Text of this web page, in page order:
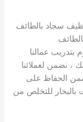
سجاد بالطائف
بتدريب عمالنا
، نضمن لعملائنا
الحفاظ على
بالبخار للتخلص من